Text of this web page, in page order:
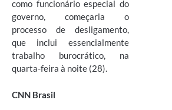
como funcionário especial do
governo, começaria o
processo de desligamento,
que inclui essencialmente
trabalho burocrático, na
quarta-feira à noite (28).
CNN Brasil